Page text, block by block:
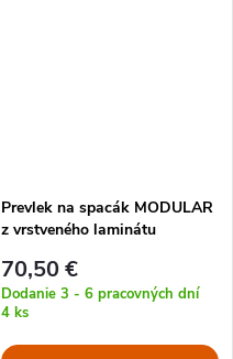
Prevlek na spacák MODULAR
z vrstveného laminátu
70,50 €
Dodanie 3 - 6 pracovných dní
4 ks